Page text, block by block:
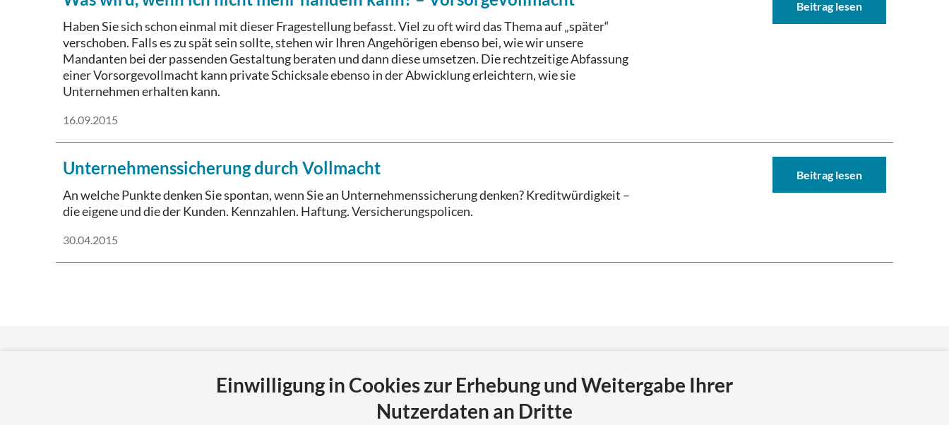
Haben Sie sich schon einmal mit dieser Fragestellung befasst. Viel zu oft wird das Thema auf „später“
verschoben. Falls es zu spät sein sollte, stehen wir Ihren Angehörigen ebenso bei, wie wir unsere
Mandanten bei der passenden Gestaltung beraten und dann diese umsetzen. Die rechtzeitige Abfassung
einer Vorsorgevollmacht kann private Schicksale ebenso in der Abwicklung erleichtern, wie sie
Unternehmen erhalten kann.
16.09.2015
Beitrag lesen
Unternehmenssicherung durch Vollmacht
An welche Punkte denken Sie spontan, wenn Sie an Unternehmenssicherung denken? Kreditwürdigkeit –
die eigene und die der Kunden. Kennzahlen. Haftung. Versicherungspolicen.
30.04.2015
Beitrag lesen
Über uns
Mertl Pösl Rechtsanwälte
verkörpert Erfahrung, Fortschritt
Das europäische Kanzlei-Netzwerk
Einwilligung in Cookies zur Erhebung und Weitergabe Ihrer
Nutzerdaten an Dritte